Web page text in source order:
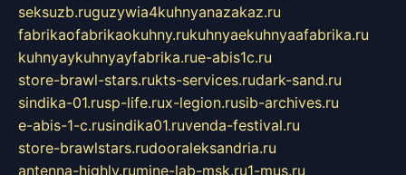
seksuzb.ruguzywia4kuhnyanazakaz.ru
fabrikaofabrikaokuhny.rukuhnyaekuhnyaafabrika.ru
kuhnyaykuhnyayfabrika.rue-abis1c.ru
store-brawl-stars.rukts-services.rudark-sand.ru
sindika-01.rusp-life.rux-legion.rusib-archives.ru
e-abis-1-c.rusindika01.ruvenda-festival.ru
store-brawlstars.rudooraleksandria.ru
antenna-highly.rumine-lab-msk.ru1-mus.ru